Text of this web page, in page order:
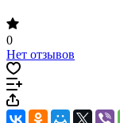
0
Нет отзывов